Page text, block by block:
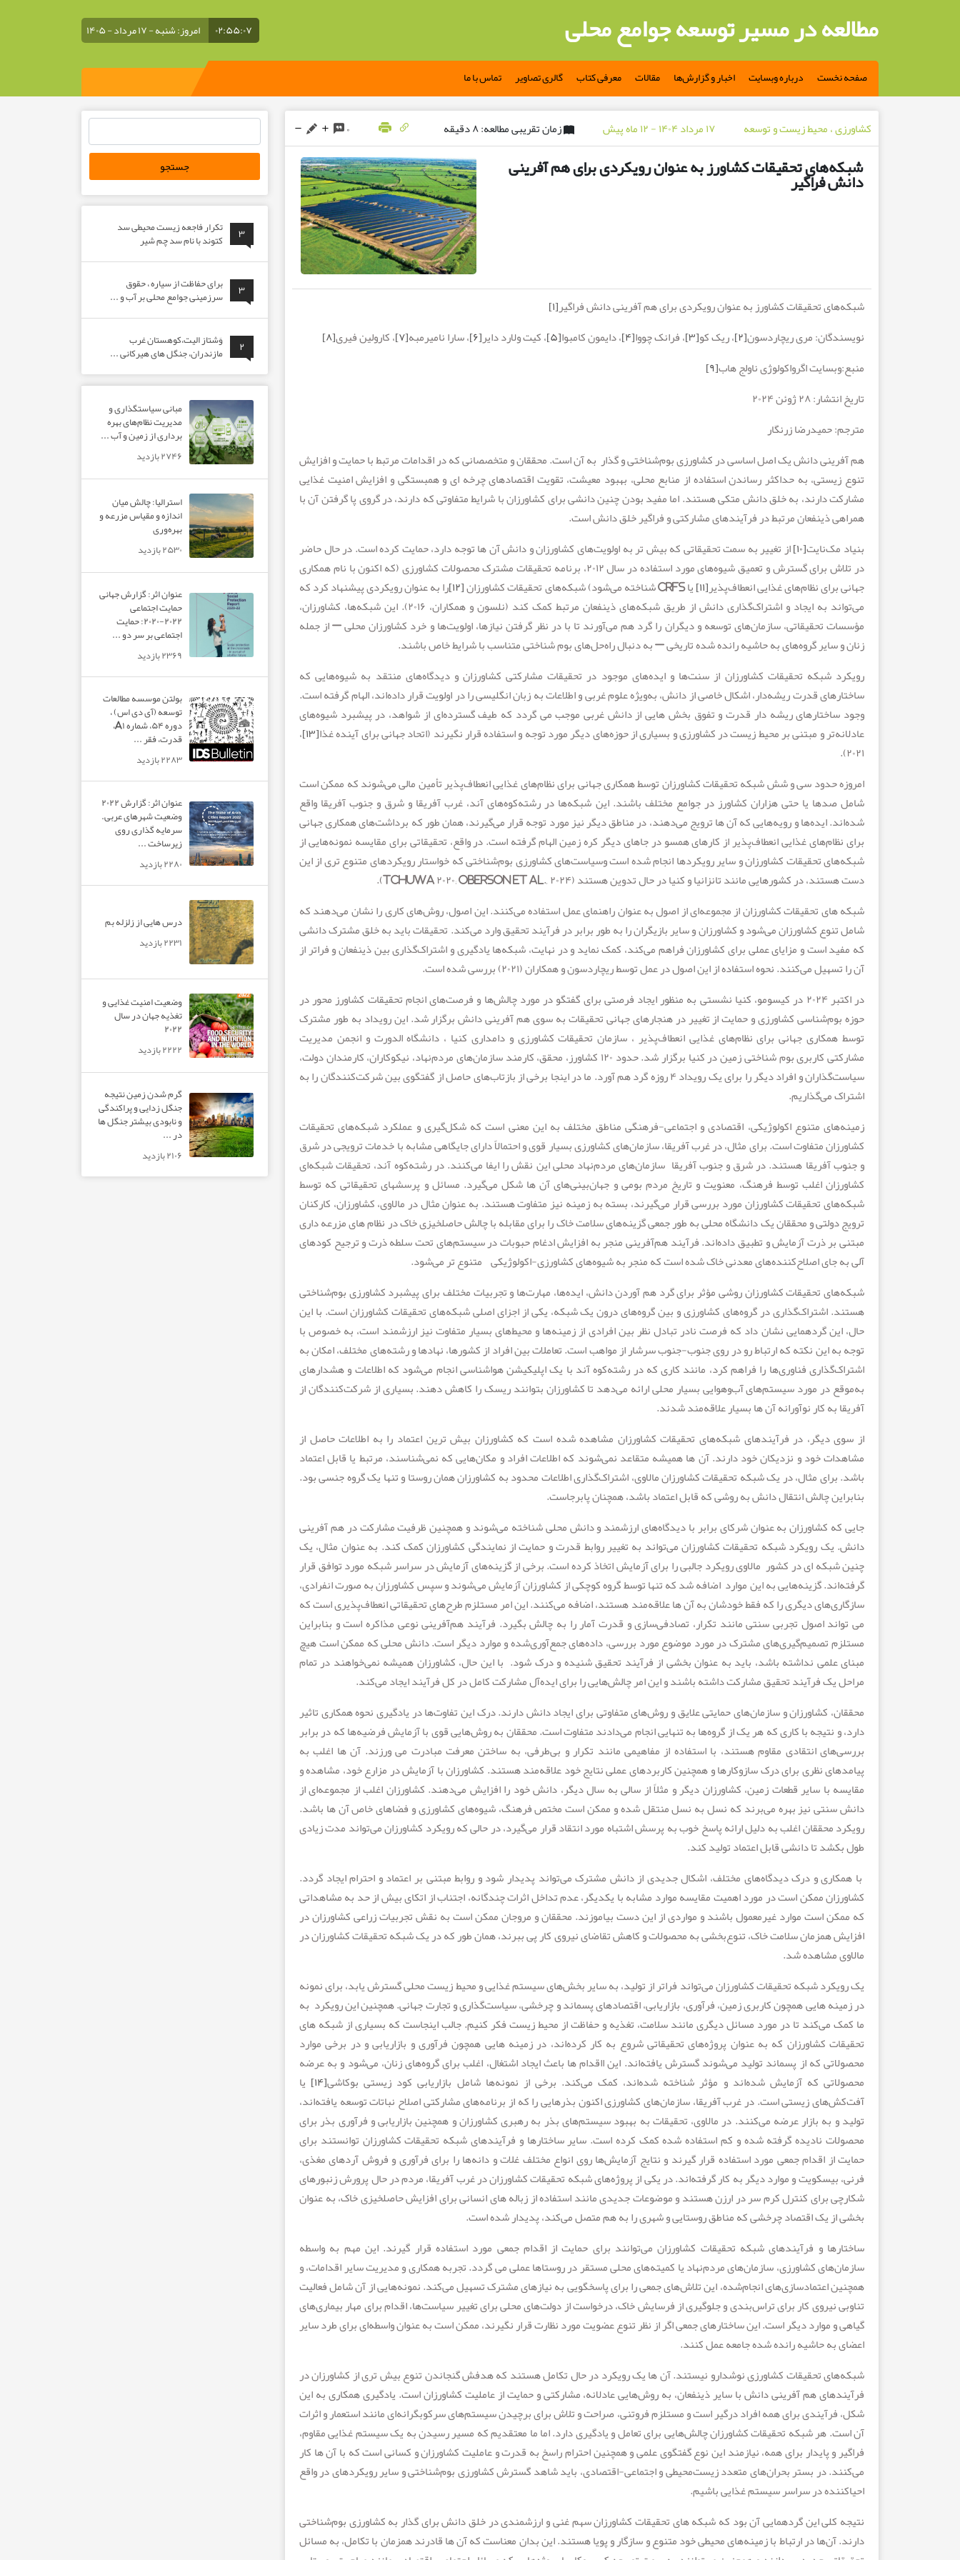
مطالعه در مسیر توسعه جوامع محلی ۰۲:۵۵:۰۸ امروز: شنبه - ۱۷ مرداد - ۱۴۰۵
صفحه نخست درباره وبسایت اخبار و گزارش‌ها مقالات معرفی کتاب گالری تصاویر تماس با ما
کشاورزی ، محیط زیست و توسعه ۱۷ مرداد ۱۴۰۴ - ۱۲ ماه پیش زمان تقریبی مطالعه: ۸ دقیقه ۰
شبکه‌های تحقیقات کشاورز به عنوان رویکردی برای هم آفرینی
دانش فراگیر
شبکه‌های تحقیقات کشاورز به عنوان رویکردی برای هم آفرینی دانش فراگیر [۱]
نویسندگان: مری ریچاردسون[۲] ، ریک کو[۳] ، فرانک چووا[۴] ، دایمون کامبوا[۵] ، کیت ولارد دایر [۶] ، سارا نامیرمبه[۷] ، کارولین فیری[۸]
منبع:وبسایت اگرواکولوژی ناولج هاب[۹]
تاریخ انتشار: ۲۸ ژوئن ۲۰۲۴
مترجم: حمیدرضا زرنگار
هم آفرینی دانش یک اصل اساسی در کشاورزی بوم‌شناختی و گذار به آن است. محققان و متخصصانی که در اقدامات مرتبط با حمایت و افزایش
تنوع زیستی، به حداکثر رساندن استفاده از منابع محلی، بهبود معیشت، تقویت اقتصادهای چرخه ای و همبستگی و افزایش امنیت غذایی
مشارکت دارند، به خلق دانش متکی هستند. اما مفید بودن چنین دانشی برای کشاورزان با شرایط متفاوتی که دارند، در گروی پا گرفتن آن با
همراهی ذینفعان مرتبط در فرآیندهای مشارکتی و فراگیر خلق دانش است.
بنیاد مک‌نایت[۱۰]
از تغییر به سمت تحقیقاتی که بیش تر به اولویت‌های کشاورزان و دانش آن ها توجه دارد، حمایت کرده است. در حال حاضر
در تلاش برای گسترش و تعمیق شیوه‌های مورد استفاده در سال ۲۰۱۲، برنامه تحقیقات مشترک محصولات کشاورزی (که اکنون با نام همکاری
جهانی برای نظام‌های غذایی انعطاف‌پذیر [۱۱] یا CRFS شناخته می‌شود) شبکه‌های تحقیقات کشاورزان [۱۲]
را به عنوان رویکردی پیشنهاد کرد که
می‌تواند به ایجاد و اشتراک‌گذاری دانش از طریق شبکه‌های ذینفعان مرتبط کمک کند (نلسون و همکاران، ۲۰۱۶). این شبکه‌ها، کشاورزان،
مؤسسات تحقیقاتی، سازمان‌های توسعه و دیگران را گرد هم می‌آورند تا با در نظر گرفتن نیازها، اولویت‌ها و خرد کشاورزان محلی – از جمله
زنان و سایر گروه‌های به حاشیه رانده شده تاریخی – به دنبال راه‌حل‌های بوم شناختی متناسب با شرایط خاص باشند.
رویکرد شبکه‌ تحقیقات کشاورزان از سنت‌ها و ایده‌های موجود در تحقیقات مشارکتی کشاورزان و دیدگاه‌های منتقد به شیوه‌هایی که
ساختارهای قدرت ریشه‌دار، اشکال خاصی از دانش، به‌ویژه علوم غربی و اطلاعات به زبان انگلیسی را در اولویت قرار داده‌اند، الهام گرفته است.
وجود ساختارهای ریشه دار قدرت و تفوق بخش هایی از دانش غربی موجب می گردد که طیف گسترده‌ای از شواهد، در پیشبرد شیوه‌های
عادلانه‌تر و مبتنی بر محیط زیست در کشاورزی و بسیاری از حوزه‌های دیگر مورد توجه و استفاده قرار نگیرند (اتحاد جهانی برای آینده غذا[۱۳]
،
۲۰۲۱).
امروزه حدود سی و شش شبکه تحقیقات کشاورزان توسط همکاری جهانی برای نظام‌های غذایی انعطاف‌پذیر تأمین مالی می‌شوند که ممکن است
شامل صدها یا حتی هزاران کشاورز در جوامع مختلف باشند. این شبکه‌ها در رشته‌کوه‌های آند، غرب آفریقا و شرق و جنوب آفریقا واقع
شده‌اند. ایده‌ها و رویه‌هایی که آن ها ترویج می‌دهند، در مناطق دیگر نیز مورد توجه قرار می‌گیرند، همان طور که برداشت‌های همکاری جهانی
برای نظام‌های غذایی انعطاف‌پذیر از کارهای همسو در جاهای دیگر کره زمین الهام گرفته است. در واقع، تحقیقاتی برای مقایسه نمونه‌هایی از
شبکه‌های تحقیقات کشاورزان و سایر رویکردها انجام شده است وسیاست‌های کشاورزی بوم‌شناختی که خواستار رویکردهای متنوع تری از این
دست هستند، در کشورهایی مانند تانزانیا و کنیا در حال تدوین هستند (Tchuwa ۲۰۲۰; Oberson et al., ۲۰۲۴).
شبکه‌ های تحقیقات کشاورزان از مجموعه‌ای از اصول به عنوان راهنمای عمل استفاده می‌کنند. این اصول، روش‌های کاری را نشان می‌دهند که
شامل تنوع کشاورزان می‌شود و کشاورزان و سایر بازیگران را به طور برابر در فرآیند تحقیق وارد می‌کند. تحقیقات باید به خلق مشترک دانشی
که مفید است و مزایای عملی برای کشاورزان فراهم می‌کند، کمک نماید و در نهایت، شبکه‌ها یادگیری و اشتراک‌گذاری بین ذینفعان و فراتر از
آن را تسهیل می‌کنند. نحوه استفاده از این اصول در عمل توسط ریچاردسون و همکاران (۲۰۲۱) بررسی شده است.
در اکتبر ۲۰۲۴ در کیسومو، کنیا نشستی به منظور ایجاد فرصتی برای گفتگو در مورد چالش‌ها و فرصت‌های انجام تحقیقات کشاورز محور در
حوزه بوم‌شناسی کشاورزی و حمایت از تغییر در هنجارهای جهانی تحقیقات به سوی هم آفرینی دانش برگزار شد. این رویداد به طور مشترک
توسط همکاری جهانی برای نظام‌های غذایی انعطاف‌پذیر ، سازمان تحقیقات کشاورزی و دامداری کنیا ، دانشگاه الدورت و انجمن مدیریت
مشارکتی کاربری بوم شناختی زمین در کنیا برگزار شد. حدود ۱۲۰ کشاورز، محقق، کارمند سازمان‌های مردم‌نهاد، نیکوکاران، کارمندان دولت،
سیاست‌گذاران و افراد دیگر را برای یک رویداد ۴ روزه گرد هم آورد. ما در اینجا برخی از بازتاب‌های حاصل از گفتگوی بین شرکت‌کنندگان را به
اشتراک می‌گذاریم.
زمینه‌های متنوع اکولوژیکی، اقتصادی و اجتماعی-فرهنگی مناطق مختلف به این معنی است که شکل‌گیری و عملکرد شبکه‌های تحقیقات
کشاورزان متفاوت است. برای مثال، در غرب آفریقا، سازمان‌های کشاورزی بسیار قوی و احتمالاً دارای جایگاهی مشابه با خدمات ترویجی در شرق
و جنوب آفریقا هستند. در شرق و جنوب آفریقا سازمان‌های مردم‌نهاد محلی این نقش را ایفا می‌کنند. در رشته‌کوه آند، تحقیقات شبکه‌ای
کشاورزان اغلب توسط فرهنگ، معنویت و تاریخ مردم بومی و جهان‌بینی‌های آن ها شکل می‌گیرد. مسائل و پرسش­های تحقیقاتی که توسط
شبکه‌های تحقیقات کشاورزان مورد بررسی قرار می‌گیرند، بسته به زمینه نیز متفاوت هستند. به عنوان مثال در مالاوی، کشاورزان، کارکنان
ترویج دولتی و محققان یک دانشگاه محلی به طور جمعی گزینه‌های سلامت خاک را برای مقابله با چالش حاصلخیزی خاک در نظام های مزرعه داری
مبتنی بر ذرت آزمایش و تطبیق داده‌اند. فرآیند هم‌آفرینی منجر به افزایش ادغام حبوبات در سیستم‌های تحت سلطه ذرت و ترجیح کودهای
آلی به جای اصلاح‌کننده‌های معدنی خاک شده است که منجر به شیوه‌های کشاورزی-اکولوژیکی متنوع تر می‌شود.
شبکه‌های تحقیقات کشاورزان روشی مؤثر برای گرد هم آوردن دانش، ایده‌ها، مهارت‌ها و تجربیات مختلف برای پیشبرد کشاورزی بوم‌شناختی
هستند. اشتراک‌گذاری در گروه‌های کشاورزی و بین گروه‌های درون یک شبکه، یکی از اجزای اصلی شبکه‌های تحقیقات کشاورزان است. با این
حال، این گردهمایی نشان داد که فرصت نادر تبادل نظر بین افرادی از زمینه‌ها و محیط‌های بسیار متفاوت نیز ارزشمند است، به خصوص با
توجه به این نکته که ارتباط رو در روی جنوب-جنوب سرشار از مواهب است. تعاملات بین افراد از کشورها، نهادها و رشته‌های مختلف، امکان به
اشتراک‌گذاری فناوری‌ها را فراهم کرد، مانند کاری که در رشته‌کوه آند با یک اپلیکیشن هواشناسی انجام می‌شود که اطلاعات و هشدارهای
به‌موقع در مورد سیستم‌های آب‌وهوایی بسیار محلی ارائه می‌دهد تا کشاورزان بتوانند ریسک را کاهش دهند. بسیاری از شرکت‌کنندگان از
آفریقا به کار نوآورانه آن ها بسیار علاقه‌مند شدند.
از سوی دیگر، در فرآیندهای شبکه‌های تحقیقات کشاورزان مشاهده شده است که کشاورزان بیش ترین اعتماد را به اطلاعات حاصل از
مشاهدات خود و نزدیکان خود دارند. آن ها همیشه متقاعد نمی‌شوند که اطلاعات افراد و مکان‌هایی که نمی‌شناسند، مرتبط یا قابل اعتماد
باشد. برای مثال، در یک شبکه تحقیقات کشاورزان مالاوی، اشتراک‌گذاری اطلاعات محدود به کشاورزان همان روستا و تنها یک گروه جنسی بود.
بنابراین چالش انتقال دانش به روشی که قابل اعتماد باشد، همچنان پابرجاست.
جایی که کشاورزان به عنوان شرکای برابر با دیدگاه‌های ارزشمند و دانش محلی شناخته می‌شوند و همچنین ظرفیت مشارکت در هم آفرینی
دانش. یک رویکرد شبکه‌ تحقیقات کشاورزان می‌تواند به تغییر روابط قدرت و حمایت از نمایندگی کشاورزان کمک کند. به عنوان مثال، یک
چنین شبکه ای در کشور مالاوی رویکرد جالبی را برای آزمایش اتخاذ کرده است. برخی از گزینه‌های آزمایش در سراسر شبکه مورد توافق قرار
گرفته‌اند. گزینه‌هایی به این موارد اضافه شد که تنها توسط گروه کوچکی از کشاورزان آزمایش می‌شوند و سپس کشاورزان به صورت انفرادی،
سازگاری‌های دیگری را که فقط خودشان به آن ها علاقه‌مند هستند، اضافه می‌کنند. این امر مستلزم طرح‌های تحقیقاتی انعطاف‌پذیری است که
می تواند اصول تجربی سنتی مانند تکرار، تصادفی‌سازی و قدرت آمار را به چالش بگیرد. فرآیند هم‌آفرینی نوعی مذاکره است و بنابراین
مستلزم تصمیم‌گیری‌های مشترک در مورد موضوع مورد بررسی، داده‌های جمع‌آوری‌شده و موارد دیگر است. دانش محلی که ممکن است هیچ
مبنای علمی نداشته باشد، باید به عنوان بخشی از فرآیند تحقیق شنیده و درک شود. با این حال، کشاورزان همیشه نمی‌خواهند در تمام
مراحل یک فرآیند تحقیق مشارکت داشته باشند و این امر چالش‌هایی را برای ایده‌آل مشارکت کامل در کل فرآیند ایجاد می‌کند.
محققان، کشاورزان و سازمان‌های حمایتی علایق و روش‌های متفاوتی برای ایجاد دانش دارند. درک این تفاوت‌ها در یادگیری نحوه همکاری تاثیر
دارد، و نتیجه با کاری که هر یک از گروه‌ها به تنهایی انجام می‌دادند متفاوت است. محققان به روش‌هایی قوی با آزمایش فرضیه‌ها که در برابر
بررسی‌های انتقادی مقاوم هستند، با استفاده از مفاهیمی مانند تکرار و بی‌طرفی، به ساختن معرفت مبادرت می ورزند. آن ها اغلب به
پیامدهای نظری برای درک سازوکار‌ها و همچنین کاربردهای عملی نتایج خود علاقه‌مند هستند. کشاورزان با آزمایش در مزارع خود، مشاهده و
مقایسه با سایر قطعات زمین، کشاورزان دیگر و مثلاً از سالی به سال دیگر، دانش خود را افزایش می‌دهند. کشاورزان اغلب از مجموعه‌ای از
دانش سنتی نیز بهره می‌برند که نسل به نسل منتقل شده و ممکن است مختص فرهنگ، شیوه‌های کشاورزی و فضاهای خاص آن ها باشد.
رویکرد محققان اغلب به دلیل ارائه پاسخ خوب به پرسش اشتباه مورد انتقاد قرار می‌گیرد، در حالی که رویکرد کشاورزان می‌تواند مدت زیادی
طول بکشد تا دانشی قابل اعتماد تولید کند.
با همکاری و درک دیدگاه‌های مختلف، اشکال جدیدی از دانش مشترک می‌تواند پدیدار شود و روابط مبتنی بر اعتماد و احترام ایجاد گردد.
کشاورزان ممکن است در مورد اهمیت مقایسه موارد مشابه با یکدیگر، عدم تداخل اثرات چندگانه، اجتناب از اتکای بیش از حد به مشاهداتی
که ممکن است موارد غیرمعمول باشند و مواردی از این دست بیاموزند. محققان و مروجان ممکن است به نقش تجربیات زراعی کشاورزان در
افزایش همزمان سلامت خاک، تنوع‌بخشی به محصولات و کاهش تقاضای نیروی کار پی ببرند، همان طور که در یک شبکه تحقیقات کشاورزان در
مالاوی مشاهده شد.
یک رویکرد شبکه تحقیقات کشاورزان می‌تواند فراتر از تولید، به سایر بخش‌های سیستم غذایی و محیط زیست محلی گسترش یابد، برای نمونه
در زمینه هایی همچون کاربری زمین، فرآوری، بازاریابی، اقتصادهای پسماند و چرخشی، سیاست‌گذاری و تجارت جهانی. همچنین این رویکرد به
ما کمک می‌کند تا در مورد مسائل دیگری مانند سلامت، تغذیه و حفاظت از محیط زیست فکر کنیم. جالب اینجاست که بسیاری از شبکه های
تحقیقات کشاورزان که به عنوان پروژه‌های تحقیقاتی شروع به کار کرده‌اند، در زمینه هایی همچون فرآوری و بازاریابی و در برخی موارد
محصولاتی که از پسماند تولید می‌شوند گسترش یافته‌اند. این ااقدام ها باعث ایجاد اشتغال، اغلب برای گروه‌های زنان، می‌شود و به عرضه
محصولاتی که آزمایش شده‌اند و مؤثر شناخته شده‌اند، کمک می‌کند. برخی از نمونه‌ها شامل بازاریابی کود زیستی بوکاشی[۱۴]
یا
آفت‌کش‌های زیستی است. در غرب آفریقا، سازمان‌های کشاورزی اکنون بذرهایی را که از برنامه‌های مشارکتی اصلاح نباتات توسعه یافته‌اند،
تولید و به بازار عرضه می‌کنند. در مالاوی، تحقیقات به بهبود سیستم‌های بذر به رهبری کشاورزان و همچنین بازاریابی و فرآوری بذر برای
محصولات نادیده گرفته شده و کم استفاده شده کمک کرده است. سایر ساختارها و فرآیندهای شبکه تحقیقات کشاورزان توانستند برای
حمایت از اقدام جمعی مورد استفاده قرار گیرند و نتایج آزمایش‌ها روی انواع مختلف غلات و دانه‌ها را برای فرآوری و فروش آردهای مغذی،
فرنی، بیسکویت و موارد دیگر به کار گرفته‌اند. در یکی از پروژه‌های شبکه تحقیقات کشاورزان در غرب آفریقا، مردم در حال پرورش زنبورهای
شکارچی برای کنترل کرم سر در ارزن هستند و موضوعات جدیدی مانند استفاده از زباله های انسانی برای افزایش حاصلخیزی خاک، به عنوان
بخشی از یک اقتصاد چرخشی که مناطق روستایی و شهری را به هم متصل می‌کند، پدیدار شده‌ است.
ساختارها و فرآیندهای شبکه تحقیقات کشاورزان می‌توانند برای حمایت از اقدام جمعی مورد استفاده قرار گیرند. این مهم به واسطه
سازمان‌های کشاورزی، سازمان‌های مردم‌نهاد یا کمیته‌های محلی مستقر در روستاها عملی می گردد. تجربه همکاری و مدیریت سایر اقدامات، و
همچنین اعتمادسازی‌های انجام‌شده، این تلاش‌های جمعی را برای پاسخگویی به نیازهای مشترک تسهیل می‌کند. نمونه‌هایی از آن شامل فعالیت
تناوبی نیروی کار برای تراس‌بندی و جلوگیری از فرسایش خاک، درخواست از دولت‌های محلی برای تغییر سیاست‌ها، اقدام برای مهار بیماری‌های
گیاهی و موارد دیگر است. این ساختارهای جمعی اگر از نظر تنوع عضویت مورد نظارت قرار نگیرند، ممکن است به عنوان واسطه‌ای برای طرد سایر
اعضای به حاشیه رانده شده جامعه عمل کنند.
شبکه‌های تحقیقات کشاورزی نوشدارو نیستند. آن ها یک رویکرد در حال تکامل هستند که هدفش گنجاندن تنوع بیش تری از کشاورزان در
فرآیندهای هم آفرینی دانش با سایر ذینفعان، به روش‌هایی عادلانه، مشارکتی و حمایت از عاملیت کشاورزان است. یادگیری همکاری به این
شکل، فرآیندی برای همه افراد درگیر است و مستلزم فروتنی، صراحت و تلاش برای برچیدن سیستم‌های سرکوبگرانه‌ای مانند استعمار و اثرات
آن است. هر شبکه تحقیقات کشاورزان چالش‌هایی برای تعامل و یادگیری دارد. اما ما معتقدیم که مسیر رسیدن به یک سیستم غذایی مقاوم،
فراگیر و پایدار برای همه، نیازمند این نوع گفتگوی علمی و همچنین احترام راسخ به قدرت و عاملیت کشاورزان و کسانی است که با آن ها کار
می‌کنند. در بستر بحران‌های متعدد زیست‌محیطی و اجتماعی-اقتصادی، باید شاهد گسترش کشاورزی بوم‌شناختی و سایر رویکردهای در واقع
احیاکننده در سراسر سیستم غذایی باشیم.
نتیجه کلی این گردهمایی آن بود که شبکه های تحقیقات کشاورزان سهم غنی و ارزشمندی در خلق دانش برای گذار به کشاورزی بوم‌شناختی
دارند. آن‌ها در ارتباط با زمینه‌های محیطی خود متنوع و سازگار و پویا هستند. این بدان معناست که آن ها قادرند همزمان با تکامل، به مسائل
۳
تکرار فاجعه زیست محیطی سد
کتوند با نام سد چم شیر
۳
برای حفاظت از سیاره ، حقوق
سرزمینی جوامع محلی بر آب و ...
۲
وَشتاز الیت،کوهستان غرب
مازندران، جنگل های هیرکانی ...
مبانی سیاستگذاری و
مدیریت نظام‌های بهره‌
برداری از زمین و آب ...
۲۷۴۶ بازدید
استرالیا: چالش میان
اندازه و مقیاس مزرعه و
بهره‌وری
۲۵۳۰ بازدید
عنوان اثر: گزارش جهانی
حمایت اجتماعی
۲۰۲۲-۲۰۲۰: حمایت
اجتماعی بر سر دو ...
۲۳۶۹ بازدید
بولتن موسسه مطالعات
توسعه (آی دی اس) ،
دوره ۵۴، شماره A۱،
قدرت، فقر ...
۲۲۸۳ بازدید
عنوان اثر: گزارش ۲۰۲۲
وضعیت شهرهای عربی.
سرمایه گذاری روی
زیرساخت ...
۲۲۸۰ بازدید
درس هایی از زلزله بم
۲۲۳۱ بازدید
وضعیت امنیت غذایی و
تغذیه جهان در سال
۲۰۲۲
۲۲۲۲ بازدید
گرم شدن زمین نتیجه
جنگل زدایی و پراکندگی
و نابودی بیشتر جنگل ها
در ...
۲۱۰۶ بازدید